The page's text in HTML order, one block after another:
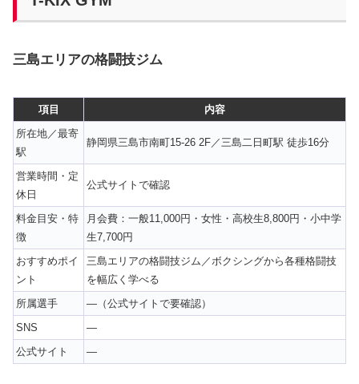
三島エリアの格闘技ジム
項目
内容
所在地／最寄
駅
静岡県三島市南町15-26 2F／三島二日町駅 徒歩16分
営業時間・定
休日
公式サイトで確認
料金目安・特
徴
月会費：一般11,000円・女性・高校生8,800円・小中学
生7,700円
おすすめポイ
ント
三島エリアの格闘技ジム／ボクシングから各種格闘技
を幅広く学べる
所属選手
—（公式サイトで要確認）
SNS
—
公式サイト
—